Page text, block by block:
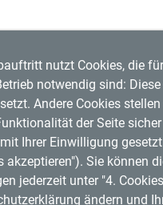
GmbH
nutzt Cookies, die
notwendig sind: Diese
Andere Cookies
der Seite
Ihrer Einwilligung
akzeptieren"). Sie können
jederzeit unter "4.
ändern und